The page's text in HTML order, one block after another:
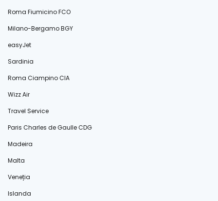
Roma Fiumicino FCO
Milano-Bergamo BGY
easyJet
Sardinia
Roma Ciampino CIA
Wizz Air
Travel Service
Paris Charles de Gaulle CDG
Madeira
Malta
Veneția
Islanda